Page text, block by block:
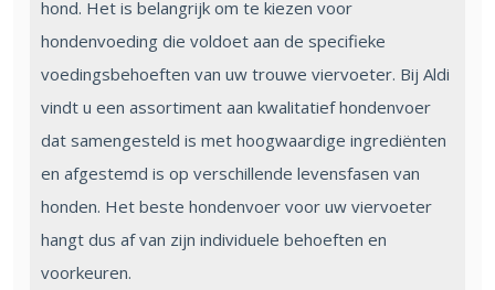
hond. Het is belangrijk om te kiezen voor
hondenvoeding die voldoet aan de specifieke
voedingsbehoeften van uw trouwe viervoeter. Bij Aldi
vindt u een assortiment aan kwalitatief hondenvoer
dat samengesteld is met hoogwaardige ingrediënten
en afgestemd is op verschillende levensfasen van
honden. Het beste hondenvoer voor uw viervoeter
hangt dus af van zijn individuele behoeften en
voorkeuren.